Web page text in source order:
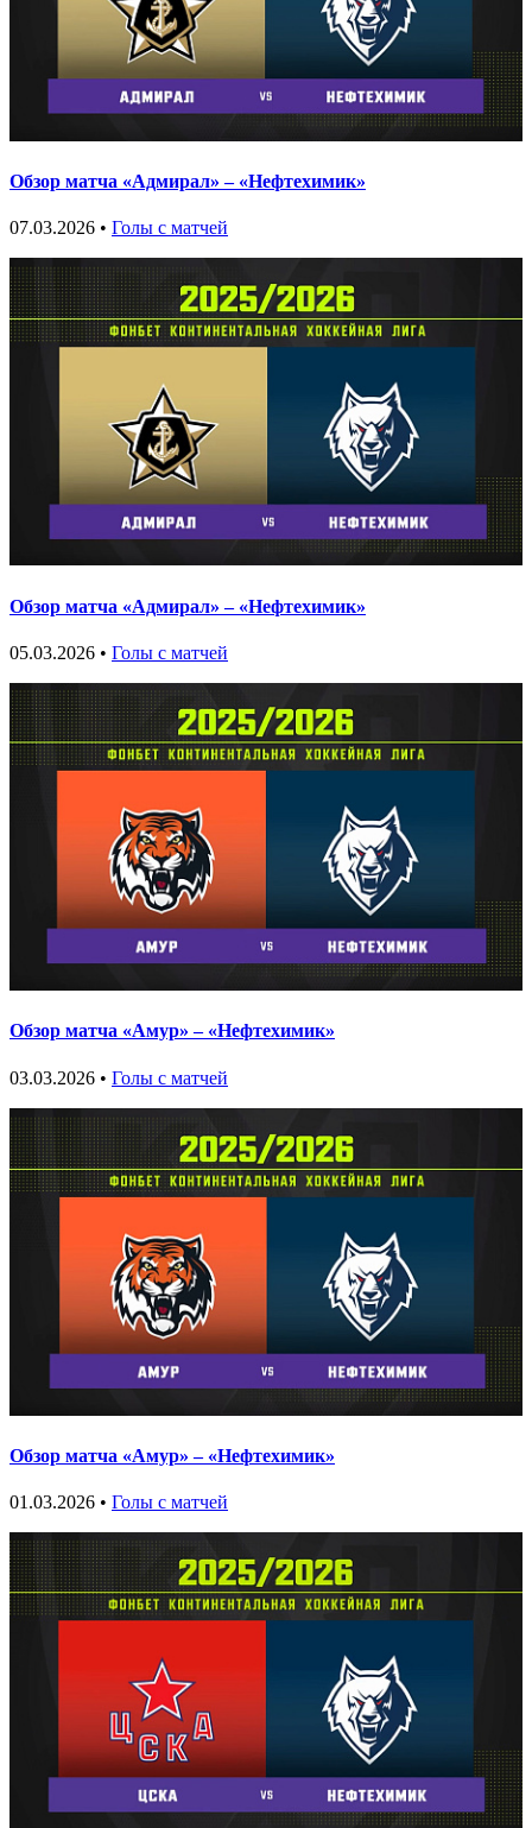
Обзор матча «Адмирал» – «Нефтехимик»
07.03.2026 • Голы с матчей
Обзор матча «Адмирал» – «Нефтехимик»
05.03.2026 • Голы с матчей
Обзор матча «Амур» – «Нефтехимик»
03.03.2026 • Голы с матчей
Обзор матча «Амур» – «Нефтехимик»
01.03.2026 • Голы с матчей